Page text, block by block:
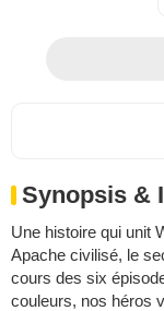
Synopsis &
Une histoire qui unit
Apache civilisé, le
cours des six
couleurs, nos héros